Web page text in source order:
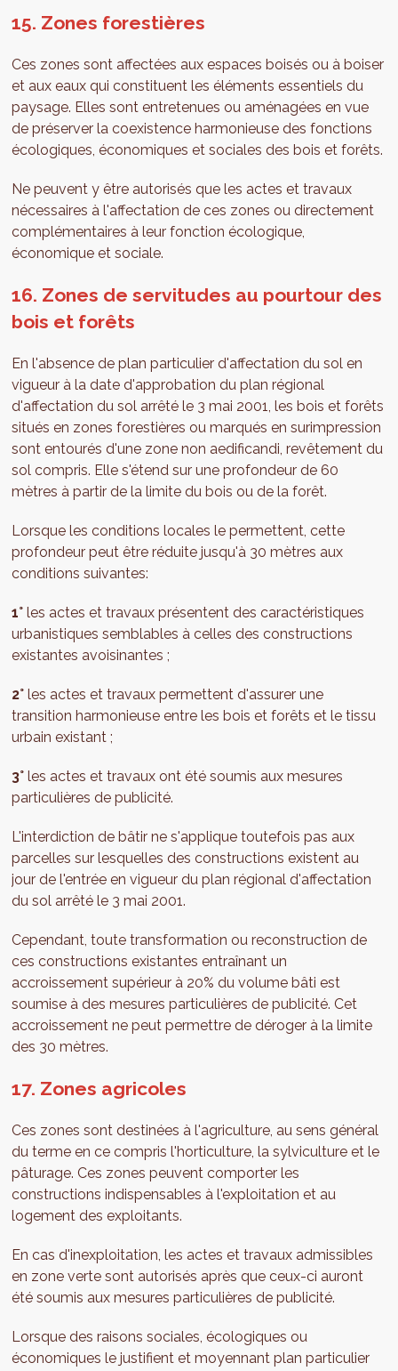
15. Zones forestières
Ces zones sont affectées aux espaces boisés ou à boiser
et aux eaux qui constituent les éléments essentiels du
paysage. Elles sont entretenues ou aménagées en vue
de préserver la coexistence harmonieuse des fonctions
écologiques, économiques et sociales des bois et forêts.
Ne peuvent y être autorisés que les actes et travaux
nécessaires à l'affectation de ces zones ou directement
complémentaires à leur fonction écologique,
économique et sociale.
16. Zones de servitudes au pourtour des
bois et forêts
En l'absence de plan particulier d'affectation du sol en
vigueur à la date d'approbation du plan régional
d'affectation du sol arrêté le 3 mai 2001, les bois et forêts
situés en zones forestières ou marqués en surimpression
sont entourés d'une zone non aedificandi, revêtement du
sol compris. Elle s'étend sur une profondeur de 60
mètres à partir de la limite du bois ou de la forêt.
Lorsque les conditions locales le permettent, cette
profondeur peut être réduite jusqu'à 30 mètres aux
conditions suivantes:
1°les actes et travaux présentent des caractéristiques
urbanistiques semblables à celles des constructions
existantes avoisinantes ;
2°les actes et travaux permettent d'assurer une
transition harmonieuse entre les bois et forêts et le tissu
urbain existant ;
3° les actes et travaux ont été soumis aux mesures
particulières de publicité.
L'interdiction de bâtir ne s'applique toutefois pas aux
parcelles sur lesquelles des constructions existent au
jour de l'entrée en vigueur du plan régional d'affectation
du sol arrêté le 3 mai 2001.
Cependant, toute transformation ou reconstruction de
ces constructions existantes entraînant un
accroissement supérieur à 20% du volume bâti est
soumise à des mesures particulières de publicité. Cet
accroissement ne peut permettre de déroger à la limite
des 30 mètres.
17. Zones agricoles
Ces zones sont destinées à l'agriculture, au sens général
du terme en ce compris l'horticulture, la sylviculture et le
pâturage. Ces zones peuvent comporter les
constructions indispensables à l'exploitation et au
logement des exploitants.
En cas d'inexploitation, les actes et travaux admissibles
en zone verte sont autorisés après que ceux-ci auront
été soumis aux mesures particulières de publicité.
Lorsque des raisons sociales, écologiques ou
économiques le justifient et moyennant plan particulier